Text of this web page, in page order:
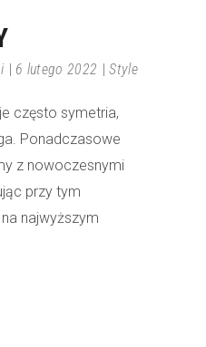
6 lutego 2022 Style
często symetria,
Ponadczasowe
z nowoczesnymi
przy tym
najwyższym